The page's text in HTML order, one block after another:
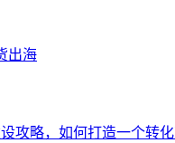
攻略，如何打造一个转